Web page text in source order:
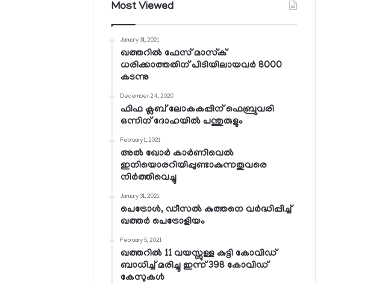
Most Viewed
January 31, 2021
ഖത്തറില്‍ ഫേസ് മാസ്‌ക്
ധരിക്കാത്തതിന് പിടിയിലായവര്‍ 8000
കടന്നു
December 24, 2020
ഫിഫ ക്ലബ് ലോകകപ്പിന് ഫെബ്രുവരി
ഒന്നിന് ദോഹയില്‍ പന്തുരുളും
February 1, 2021
അല്‍ ഖോര്‍ കാര്‍ണിവെല്‍
ഇനിയൊരറിയിപ്പുണ്ടാകുന്നതുവരെ
നിര്‍ത്തിവെച്ചു
January 31, 2021
പെട്രോള്‍, ഡീസല്‍ കുത്തനെ വര്‍ദ്ധിപ്പിച്ച്
ഖത്തര്‍ പെട്രോളിയം
February 5, 2021
ഖത്തറില്‍ 11 വയസ്സുള്ള കുട്ടി കോവിഡ്
ബാധിച്ച് മരിച്ചു ഇന്ന് 398 കോവിഡ്
കേസുകള്‍